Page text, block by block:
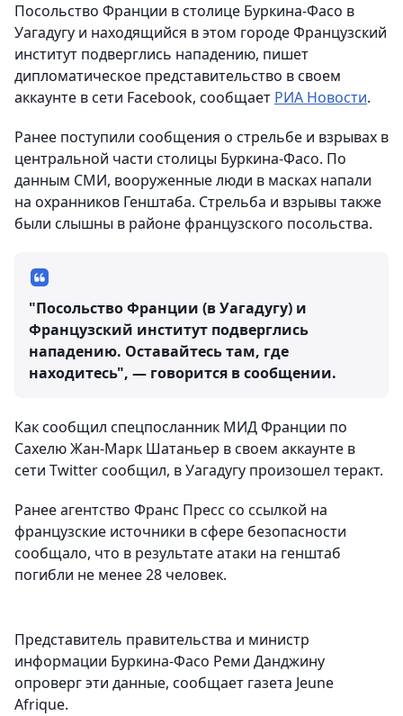
Посольство Франции в столице Буркина-Фасо в
Уагадугу и находящийся в этом городе Французский
институт подверглись нападению, пишет
дипломатическое представительство в своем
аккаунте в сети Facebook, сообщает РИА Новости.
Ранее поступили сообщения о стрельбе и взрывах в
центральной части столицы Буркина-Фасо. По
данным СМИ, вооруженные люди в масках напали
на охранников Генштаба. Стрельба и взрывы также
были слышны в районе французского посольства.
"Посольство Франции (в Уагадугу) и
Французский институт подверглись
нападению. Оставайтесь там, где
находитесь", — говорится в сообщении.
Как сообщил спецпосланник МИД Франции по
Сахелю Жан-Марк Шатаньер в своем аккаунте в
сети Twitter сообщил, в Уагадугу произошел теракт.
Ранее агентство Франс Пресс со ссылкой на
французские источники в сфере безопасности
сообщало, что в результате атаки на генштаб
погибли не менее 28 человек.
Представитель правительства и министр
информации Буркина-Фасо Реми Данджину
опроверг эти данные, сообщает газета Jeune
Afrique.